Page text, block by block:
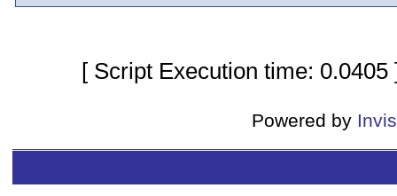
[ Script Execution time:
Powered by